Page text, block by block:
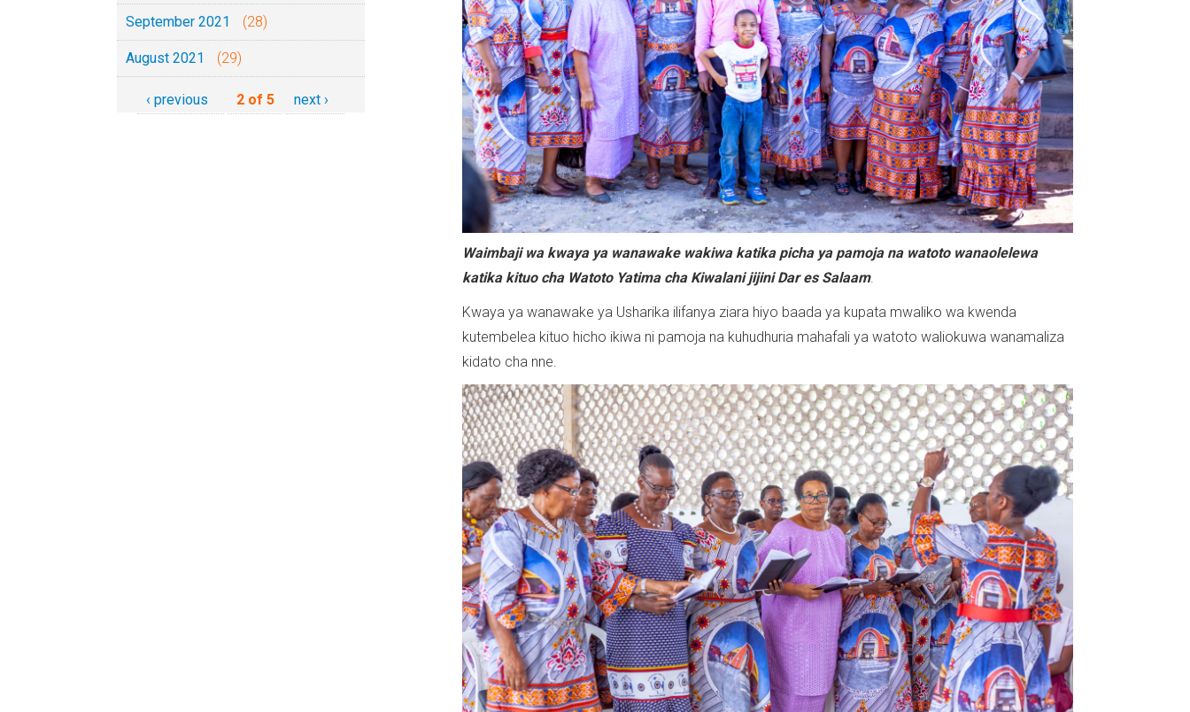
September 2021 (28)
August 2021 (29)
‹ previous 2 of 5 next ›
Waimbaji wa kwaya ya wanawake wakiwa katika picha ya pamoja na watoto wanaolelewa
katika kituo cha Watoto Yatima cha Kiwalani jijini Dar es Salaam.
Kwaya ya wanawake ya Usharika ilifanya ziara hiyo baada ya kupata mwaliko wa kwenda
kutembelea kituo hicho ikiwa ni pamoja na kuhudhuria mahafali ya watoto waliokuwa wanamaliza
kidato cha nne.